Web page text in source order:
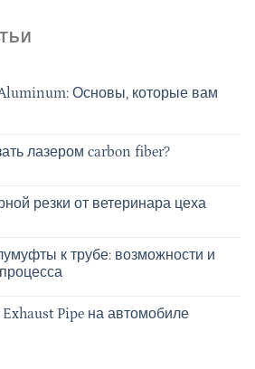
Основы, которые вам
лазером carbon fiber?
резки от ветеринара цеха
к трубе: возможности и
Exhaust Pipe на автомобиле